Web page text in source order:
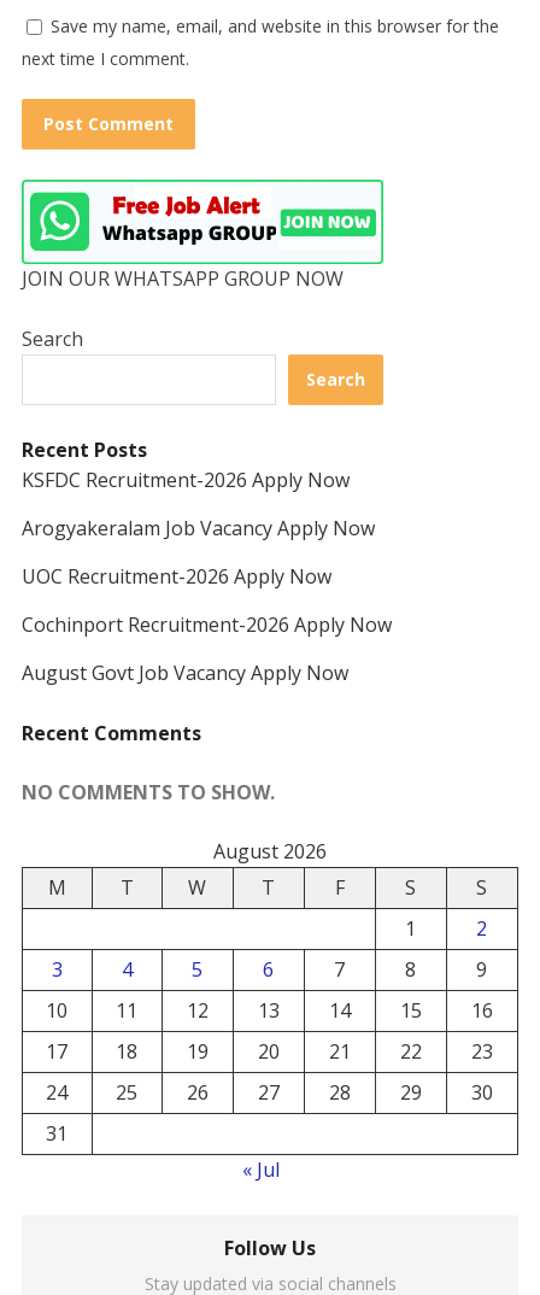
Save my name, email, and website in this browser for the
next time I comment.
JOIN OUR WHATSAPP GROUP NOW
Search
Search
Recent Posts
KSFDC Recruitment-2026 Apply Now
Arogyakeralam Job Vacancy Apply Now
UOC Recruitment-2026 Apply Now
Cochinport Recruitment-2026 Apply Now
August Govt Job Vacancy Apply Now
Recent Comments
NO COMMENTS TO SHOW.
August 2026
M
T W T F S
S
1
2
3
4 5 6 7 8
9
10
11 12 13 14 15
16
17
18 19 20 21 22
23
24
25 26 27 28 29
30
31
« Jul
Follow Us
Stay updated via social channels